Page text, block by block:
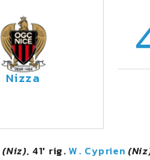
Nizza
(Niz), 41' rig.W. Cyprien